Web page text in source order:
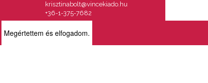
Megértettem és elfogadom.
krisztinabolt@vincekiado.hu
+36-1-375-7682